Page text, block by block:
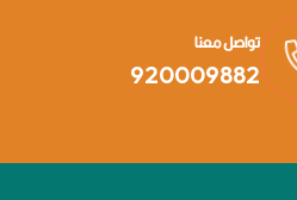
تواصل معنا
920009882